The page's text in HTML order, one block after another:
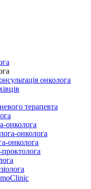
онколога
терапевта
онколога
онколога
онколога
проктолога